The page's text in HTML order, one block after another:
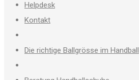
Helpdesk
Kontakt
Die richtige Ballgrösse im Handball